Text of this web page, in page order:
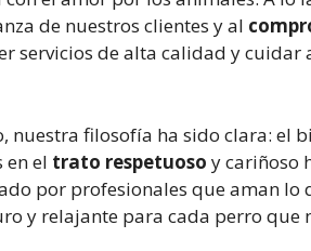
de nuestros clientes y al
servicios de alta calidad y cuidar
nuestra filosofía ha sido clara: el
en el trato respetuoso y cariñoso
por profesionales que aman lo
y relajante para cada perro que